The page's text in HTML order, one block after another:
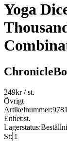
Yoga
249kr/ st.
Övrigt
Artikelnummer:
Enhet:st.
Lagerstatus:
St: